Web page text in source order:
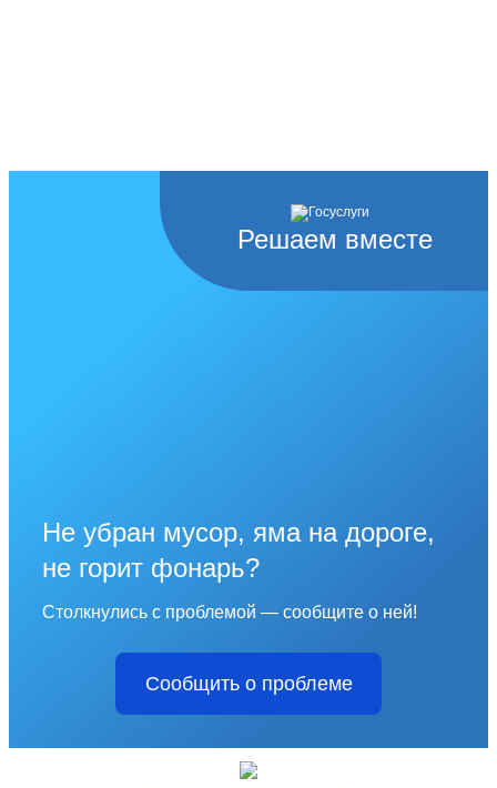
Решаем вместе
Не убран мусор, яма на дороге,
не горит фонарь?
Столкнулись с проблемой — сообщите о ней!
Сообщить о проблеме